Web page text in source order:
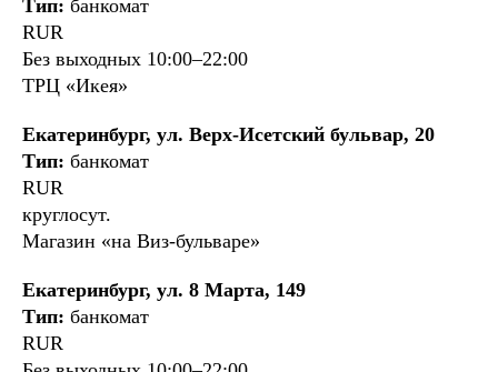
Тип: банкомат
RUR
Без выходных 10:00–22:00
ТРЦ «Икея»
Екатеринбург, ул. Верх-Исетский бульвар, 20
Тип: банкомат
RUR
круглосут.
Магазин «на Виз-бульваре»
Екатеринбург, ул. 8 Марта, 149
Тип: банкомат
RUR